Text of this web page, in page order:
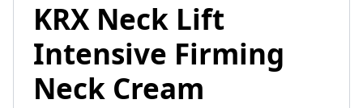
KRX Neck Lift
Intensive Firming
Neck Cream